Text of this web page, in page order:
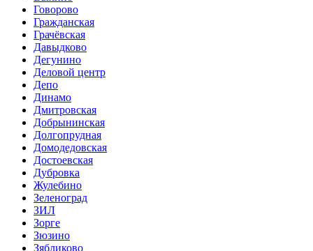
Говорово
Гражданская
Грачёвская
Давыдково
Дегунино
Деловой центр
Депо
Динамо
Дмитровская
Добрынинская
Долгопрудная
Домодедовская
Достоевская
Дубровка
Жулебино
Зеленоград
ЗИЛ
Зорге
Зюзино
Зябликово